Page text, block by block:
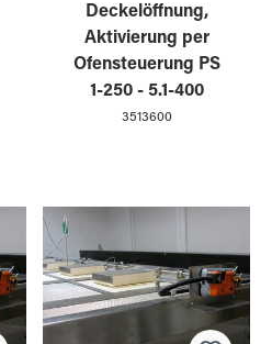
Deckelöffnung,
Aktivierung per
Ofensteuerung PS
1-250 - 5.1-400
3513600